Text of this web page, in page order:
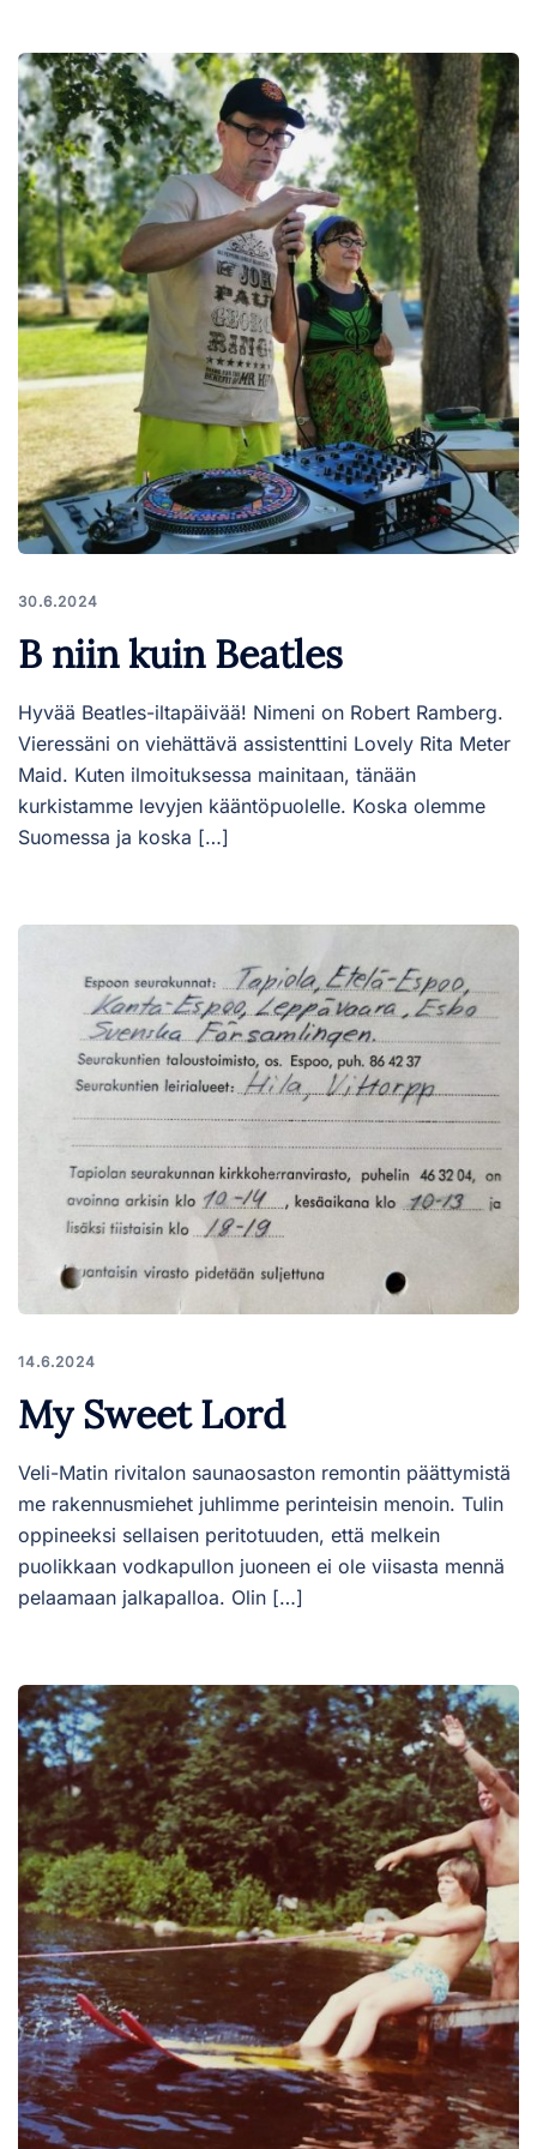
30.6.2024
B niin kuin Beatles
Hyvää Beatles-iltapäivää! Nimeni on Robert Ramberg.
Vieressäni on viehättävä assistenttini Lovely Rita Meter
Maid. Kuten ilmoituksessa mainitaan, tänään
kurkistamme levyjen kääntöpuolelle. Koska olemme
Suomessa ja koska […]
14.6.2024
My Sweet Lord
Veli-Matin rivitalon saunaosaston remontin päättymistä
me rakennusmiehet juhlimme perinteisin menoin. Tulin
oppineeksi sellaisen peritotuuden, että melkein
puolikkaan vodkapullon juoneen ei ole viisasta mennä
pelaamaan jalkapalloa. Olin […]